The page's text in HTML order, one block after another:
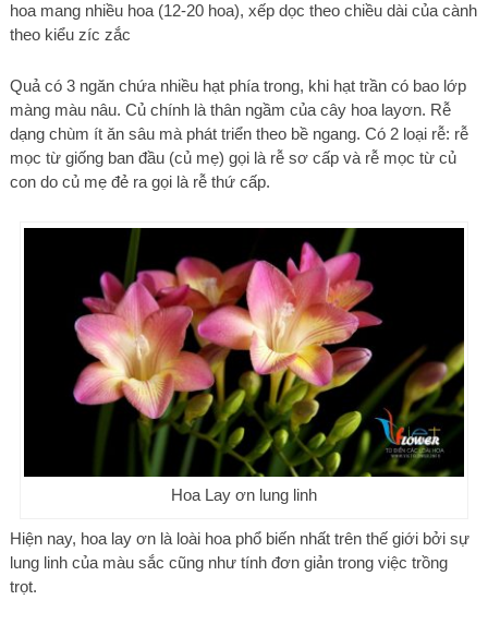
hoa mang nhiều hoa (12-20 hoa), xếp dọc theo chiều dài của cành
theo kiểu zíc zắc
Quả có 3 ngăn chứa nhiều hạt phía trong, khi hạt trần có bao lớp
màng màu nâu. Củ chính là thân ngầm của cây hoa layơn. Rễ
dạng chùm ít ăn sâu mà phát triển theo bề ngang. Có 2 loại rễ: rễ
mọc từ giống ban đầu (củ mẹ) gọi là rễ sơ cấp và rễ mọc từ củ
con do củ mẹ đẻ ra gọi là rễ thứ cấp.
Hoa Lay ơn lung linh
Hiện nay, hoa lay ơn là loài hoa phổ biến nhất trên thế giới bởi sự
lung linh của màu sắc cũng như tính đơn giản trong việc trồng
trọt.